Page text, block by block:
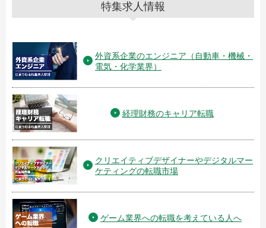
特集求人情報
外資系企業のエンジニア（自動車・機械・
電気・化学業界）
経理財務のキャリア転職
クリエイティブデザイナーやデジタルマー
ケティングの転職市場
ゲーム業界への転職を考えている人へ